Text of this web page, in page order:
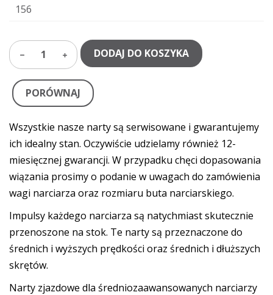
156
1 DODAJ DO KOSZYKA
PORÓWNAJ
Wszystkie nasze narty są serwisowane i gwarantujemy
ich idealny stan. Oczywiście udzielamy również 12-
miesięcznej gwarancji. W przypadku chęci dopasowania
wiązania prosimy o podanie w uwagach do zamówienia
wagi narciarza oraz rozmiaru buta narciarskiego.
Impulsy każdego narciarza są natychmiast skutecznie
przenoszone na stok. Te narty są przeznaczone do
średnich i wyższych prędkości oraz średnich i dłuższych
skrętów.
Narty zjazdowe dla średniozaawansowanych narciarzy